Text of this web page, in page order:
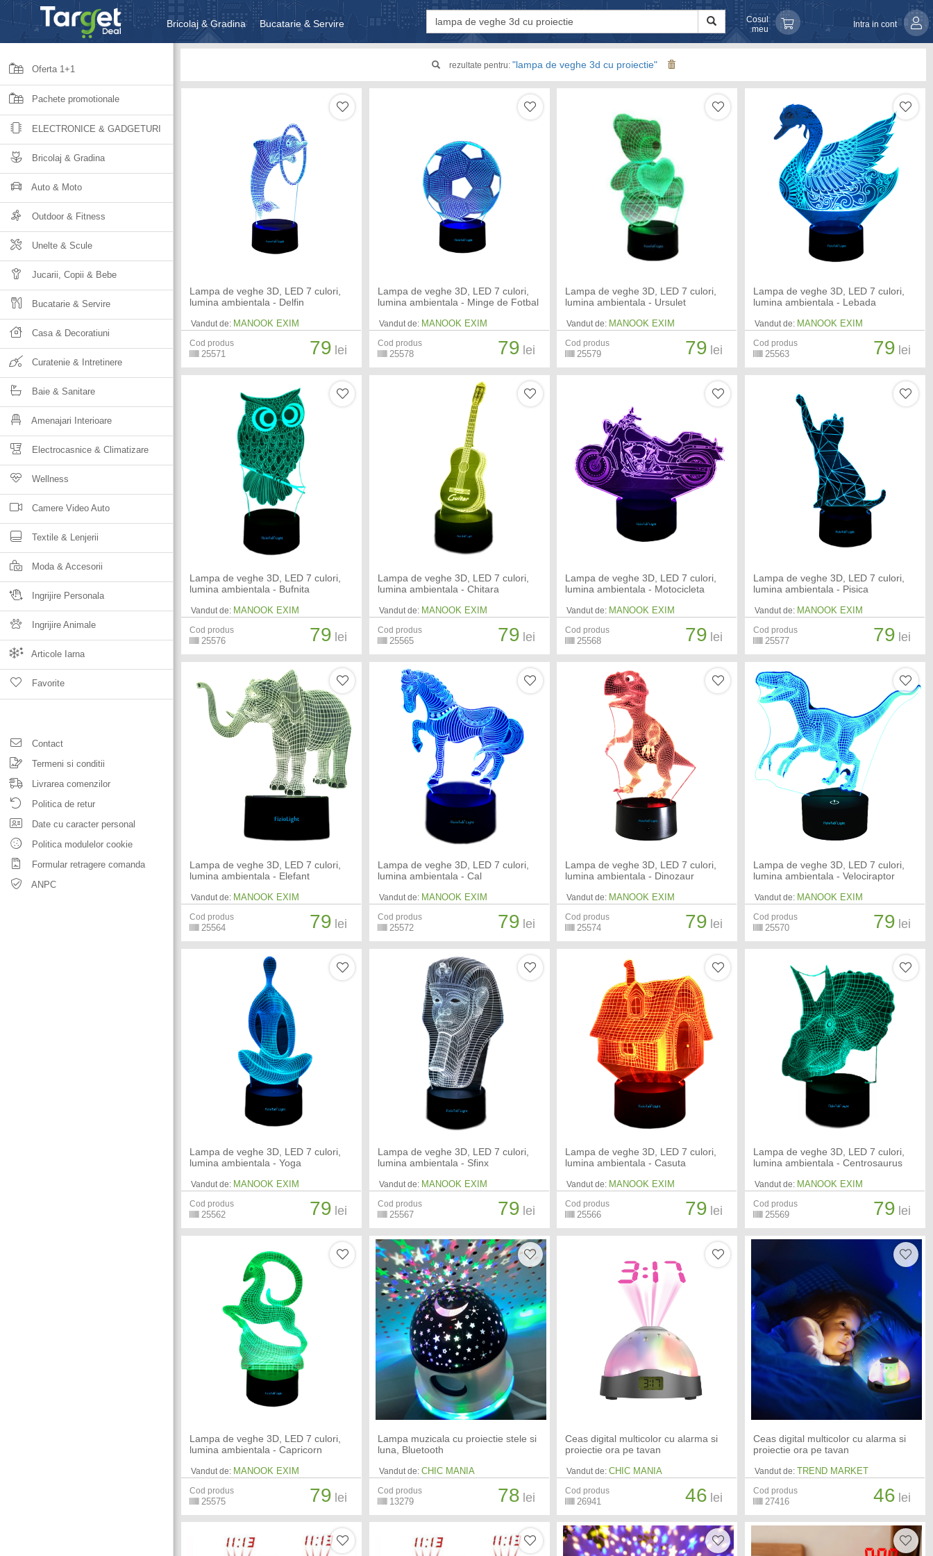
Bricolaj & Gradina Bucatarie & Servire
Unelte & Scule Jucarii, Copii & Bebe
Cosul
meu
Intra in cont
Oferta 1+1
Pachete promotionale
ELECTRONICE & GADGETURI
Bricolaj & Gradina
Auto & Moto
Outdoor & Fitness
Unelte & Scule
Jucarii, Copii & Bebe
Bucatarie & Servire
Casa & Decoratiuni
Curatenie & Intretinere
Baie & Sanitare
Amenajari Interioare
Electrocasnice & Climatizare
Wellness
Camere Video Auto
Textile & Lenjerii
Moda & Accesorii
Ingrijire Personala
Ingrijire Animale
Articole Iarna
Favorite
Contact
Termeni si conditii
Livrarea comenzilor
Politica de retur
Date cu caracter personal
Politica modulelor cookie
Formular retragere comanda
ANPC
rezultate pentru: "lampa de veghe 3d cu proiectie"
Lampa de veghe 3D, LED 7 culori,
lumina ambientala - Delfin
Vandut de: MANOOK EXIM
Cod produs
25571 79 lei
Lampa de veghe 3D, LED 7 culori,
lumina ambientala - Minge de Fotbal
Vandut de: MANOOK EXIM
Cod produs
25578 79 lei
Lampa de veghe 3D, LED 7 culori,
lumina ambientala - Ursulet
Vandut de: MANOOK EXIM
Cod produs
25579 79 lei
Lampa de veghe 3D, LED 7 culori,
lumina ambientala - Lebada
Vandut de: MANOOK EXIM
Cod produs
25563 79 lei
Lampa de veghe 3D, LED 7 culori,
lumina ambientala - Bufnita
Vandut de: MANOOK EXIM
Cod produs
25576 79 lei
Lampa de veghe 3D, LED 7 culori,
lumina ambientala - Chitara
Vandut de: MANOOK EXIM
Cod produs
25565 79 lei
Lampa de veghe 3D, LED 7 culori,
lumina ambientala - Motocicleta
Vandut de: MANOOK EXIM
Cod produs
25568 79 lei
Lampa de veghe 3D, LED 7 culori,
lumina ambientala - Pisica
Vandut de: MANOOK EXIM
Cod produs
25577 79 lei
Lampa de veghe 3D, LED 7 culori,
lumina ambientala - Elefant
Vandut de: MANOOK EXIM
Cod produs
25564 79 lei
Lampa de veghe 3D, LED 7 culori,
lumina ambientala - Cal
Vandut de: MANOOK EXIM
Cod produs
25572 79 lei
Lampa de veghe 3D, LED 7 culori,
lumina ambientala - Dinozaur
Vandut de: MANOOK EXIM
Cod produs
25574 79 lei
Lampa de veghe 3D, LED 7 culori,
lumina ambientala - Velociraptor
Vandut de: MANOOK EXIM
Cod produs
25570 79 lei
Lampa de veghe 3D, LED 7 culori,
lumina ambientala - Yoga
Vandut de: MANOOK EXIM
Cod produs
25562 79 lei
Lampa de veghe 3D, LED 7 culori,
lumina ambientala - Sfinx
Vandut de: MANOOK EXIM
Cod produs
25567 79 lei
Lampa de veghe 3D, LED 7 culori,
lumina ambientala - Casuta
Vandut de: MANOOK EXIM
Cod produs
25566 79 lei
Lampa de veghe 3D, LED 7 culori,
lumina ambientala - Centrosaurus
Vandut de: MANOOK EXIM
Cod produs
25569 79 lei
Lampa de veghe 3D, LED 7 culori,
lumina ambientala - Capricorn
Vandut de: MANOOK EXIM
Cod produs
25575 79 lei
Lampa muzicala cu proiectie stele si
luna, Bluetooth
Vandut de: CHIC MANIA
Cod produs
13279 78 lei
Ceas digital multicolor cu alarma si
proiectie ora pe tavan
Vandut de: CHIC MANIA
Cod produs
26941 46 lei
Ceas digital multicolor cu alarma si
proiectie ora pe tavan
Vandut de: TREND MARKET
Cod produs
27416 46 lei